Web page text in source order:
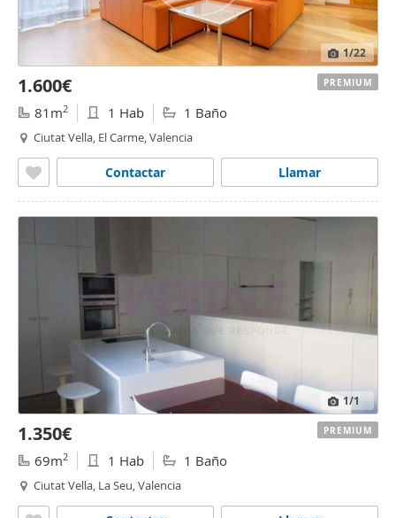
1/22
1.600€
81m2 1 Hab 1 Baño
Ciutat Vella, El Carme, Valencia
Llamar
Contactar
PREMIUM
1/1
1.350€
69m2 1 Hab 1 Baño
Ciutat Vella, La Seu, Valencia
PREMIUM